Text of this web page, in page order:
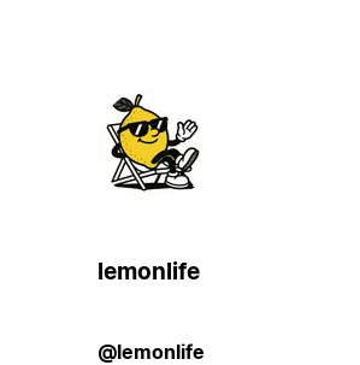
lemonlife
@lemonlife